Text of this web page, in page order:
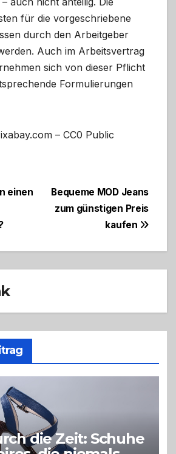
für die vorgeschriebene
durch den Arbeitgeber
Auch im Arbeitsvertrag
sich von dieser Pflicht
Formulierungen
– CC0 Public
Bequeme MOD Jeans
zum günstigen Preis
kaufen
einen
die Zeit: Schuhe